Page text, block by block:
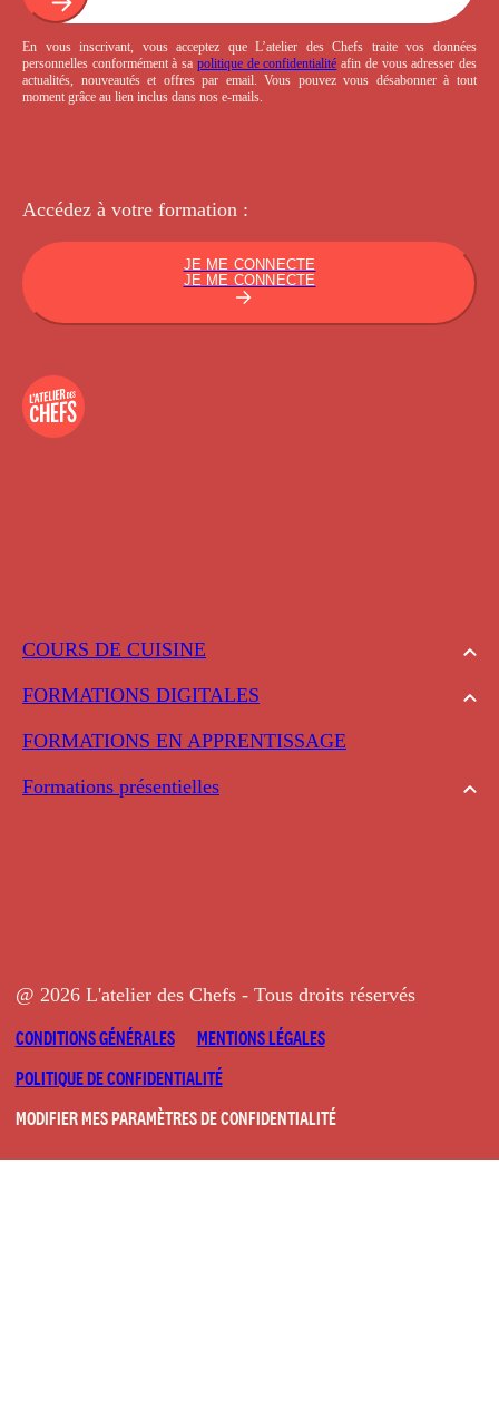
COURS DE CUISINE
FORMATIONS DIGITALES
FORMATIONS EN APPRENTISSAGE
Formations présentielles
En vous inscrivant, vous acceptez que L’atelier des Chefs traite vos données
personnelles conformément à sa politique de confidentialité afin de vous adresser des
actualités, nouveautés et offres par email. Vous pouvez vous désabonner à tout
moment grâce au lien inclus dans nos e-mails.
Accédez à votre formation :
JE ME CONNECTE
JE ME CONNECTE
@ 2026 L'atelier des Chefs - Tous droits réservés
CONDITIONS GÉNÉRALES
MENTIONS LÉGALES
POLITIQUE DE CONFIDENTIALITÉ
MODIFIER MES PARAMÈTRES DE CONFIDENTIALITÉ